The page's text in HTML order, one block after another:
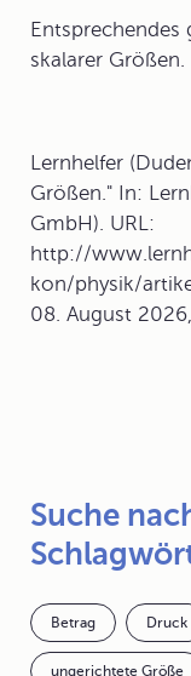
Entsprechendes
skalarer Größen.
Lernhelfer
Größen." In:
GmbH). URL:
http://
kon/physik/
08. August
Suche
Betrag Druck
ungerichtete Größe